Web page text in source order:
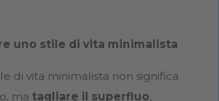
uno stile di vita minimalista
di vita minimalista non significa
ma tagliare il superfluo,